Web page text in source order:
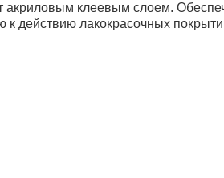
акриловым клеевым слоем.
к действию лакокрасочных